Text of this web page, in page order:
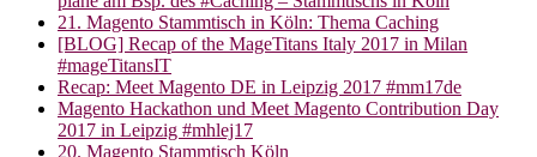
21. Magento Stammtisch in Köln: Thema Caching
[BLOG] Recap of the MageTitans Italy 2017 in Milan
#mageTitansIT
Recap: Meet Magento DE in Leipzig 2017 #mm17de
Magento Hackathon und Meet Magento Contribution Day
2017 in Leipzig #mhlej17
20. Magento Stammtisch Köln